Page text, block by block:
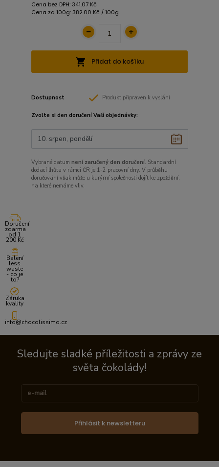
Cena bez DPH: 341.07 Kč
Cena za 100g: 382.00 Kč / 100g
Přidat do košíku
Dostupnost Produkt připraven k vyslání
Zvolte si den doručení Vaší objednávky:
Vybrané datum není zaručený den doručení. Standardní
dodací lhůta v rámci ČR je 1-2 pracovní dny. V průběhu
doručování však může u kurýrní společnosti dojít ke zpoždění,
na které nemáme vliv.
Doručení
zdarma
od 1
200 Kč
Balení
less
waste
- co je
to?
Záruka
kvality
info@chocolissimo.cz
Sledujte sladké příležitosti a zprávy ze
světa čokolády!
Přihlásit k newsletteru